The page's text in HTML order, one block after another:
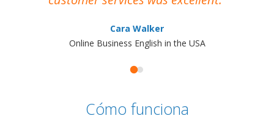
Cara Walker
Online Business English in the USA
Cómo funciona